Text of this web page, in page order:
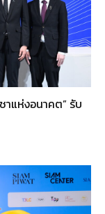
าแห่งอนาคต” รับ